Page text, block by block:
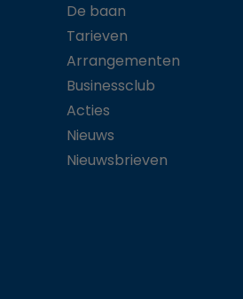
De baan
Tarieven
Arrangementen
Businessclub
Acties
Nieuws
Nieuwsbrieven